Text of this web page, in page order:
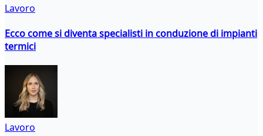
Lavoro
Ecco come si diventa specialisti in conduzione di impianti
termici
Lavoro